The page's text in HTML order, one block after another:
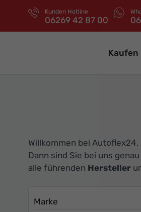
Kunden Hotline
06269 42 87 00
Kaufen
Willkommen bei
Dann sind Sie bei uns
alle führenden Hersteller
Marke